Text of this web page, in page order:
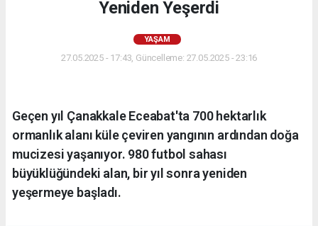
Yeniden Yeşerdi
YAŞAM
27.05.2025 - 17:43, Güncelleme: 27.05.2025 - 23:16
Geçen yıl Çanakkale Eceabat'ta 700 hektarlık
ormanlık alanı küle çeviren yangının ardından doğa
mucizesi yaşanıyor. 980 futbol sahası
büyüklüğündeki alan, bir yıl sonra yeniden
yeşermeye başladı.